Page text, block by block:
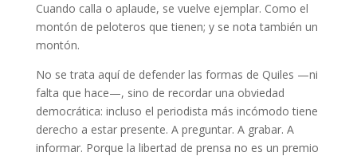
Cuando calla o aplaude, se vuelve ejemplar. Como el
montón de peloteros que tienen; y se nota también un
montón.
No se trata aquí de defender las formas de Quiles —ni
falta que hace—, sino de recordar una obviedad
democrática: incluso el periodista más incómodo tiene
derecho a estar presente. A preguntar. A grabar. A
informar. Porque la libertad de prensa no es un premio